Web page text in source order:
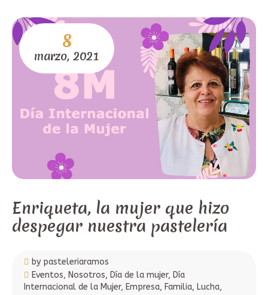
8
marzo, 2021
Enriqueta, la mujer que hizo
despegar nuestra pastelería
by pasteleriaramos
Eventos, Nosotros, Día de la mujer, Día
Internacional de la Mujer, Empresa, Familia, Lucha,